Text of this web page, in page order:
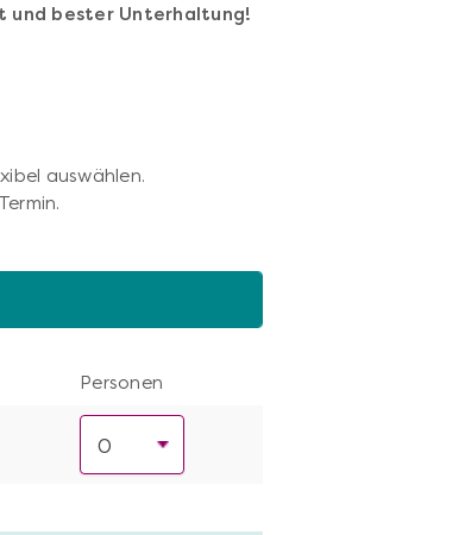
und bester Unterhaltung!
auswählen.
Personen